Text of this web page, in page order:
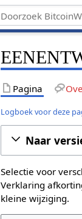
Pagina
Logboek voor deze
Naar
Selectie voor
Verklaring
kleine wijziging.